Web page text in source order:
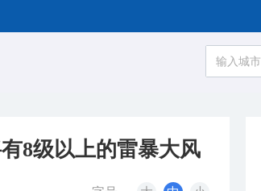
8级以上的雷暴大风